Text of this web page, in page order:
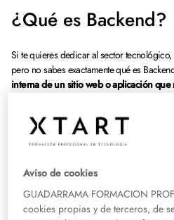
¿Qué es Backend?
Si te quieres dedicar al sector
pero no sabes exactamente qué es
interna de un sitio web o aplicación que
permitiendo que una plataforma funcione
las bases de datos, la seguridad, los
usuarios.
¿Qué hace un
Backend?
Aviso de cookies
GUADARRAMA FORMACION
cookies propias y de terceros, de